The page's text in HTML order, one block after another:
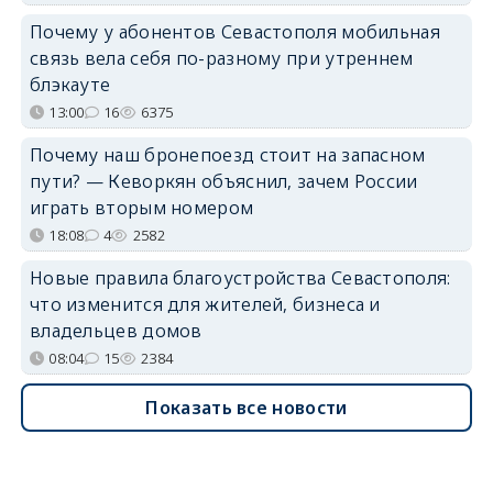
Почему у абонентов Севастополя мобильная
связь вела себя по-разному при утреннем
блэкауте
13:00 16 6375
Почему наш бронепоезд стоит на запасном
пути? — Кеворкян объяснил, зачем России
играть вторым номером
18:08 4 2582
Новые правила благоустройства Севастополя:
что изменится для жителей, бизнеса и
владельцев домов
08:04 15 2384
Показать все новости